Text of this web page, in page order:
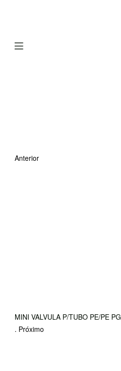
Menu
Anterior
MINI VALVULA P/TUBO PE/PE PG
. Próximo